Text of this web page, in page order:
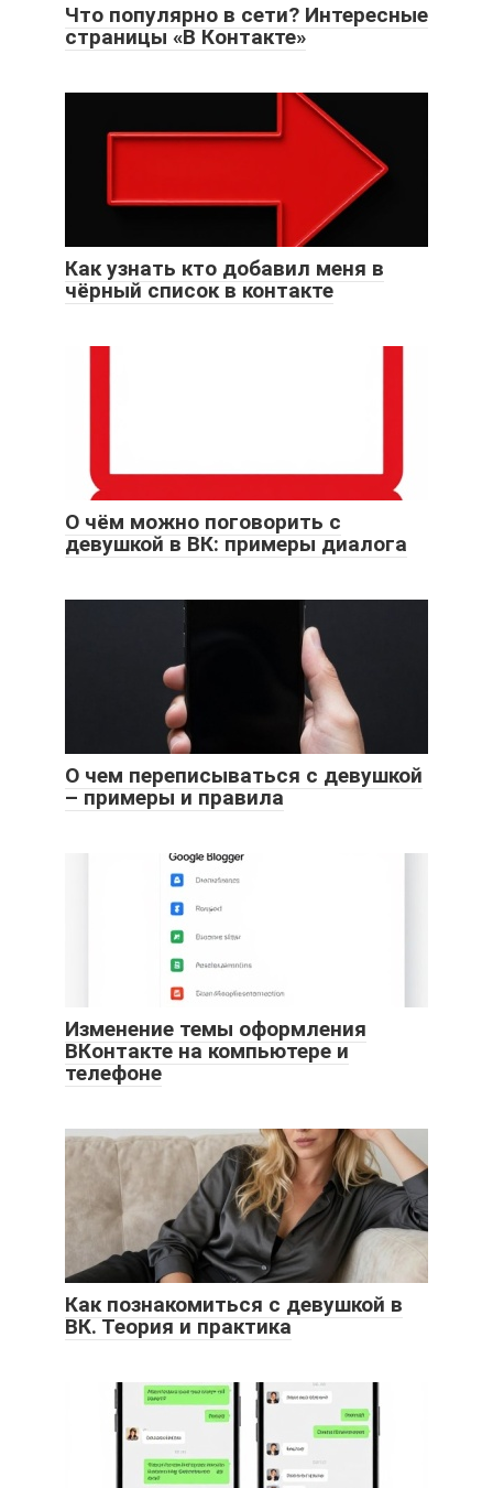
Что популярно в сети? Интересные
страницы «В Контакте»
Как узнать кто добавил меня в
чёрный список в контакте
О чём можно поговорить с
девушкой в ВК: примеры диалога
О чем переписываться с девушкой
– примеры и правила
Изменение темы оформления
ВКонтакте на компьютере и
телефоне
Как познакомиться с девушкой в
ВК. Теория и практика